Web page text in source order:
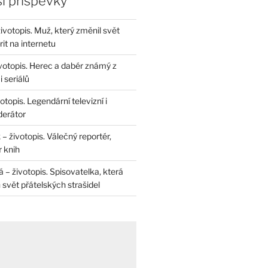
Muž, který změnil svět
na internetu
Herec a dabér známý z
seriálů
Legendární televizní i
životopis. Válečný reportér,
knih
– životopis. Spisovatelka, která
přátelských strašidel